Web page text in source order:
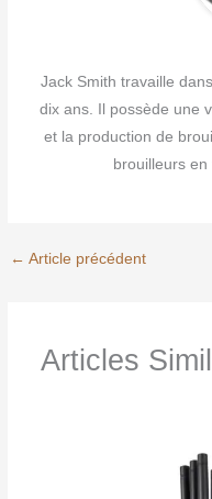
Jack Smith travaille
dix ans. Il possède une
et la production de
brouilleurs en
← Article précédent
Articles